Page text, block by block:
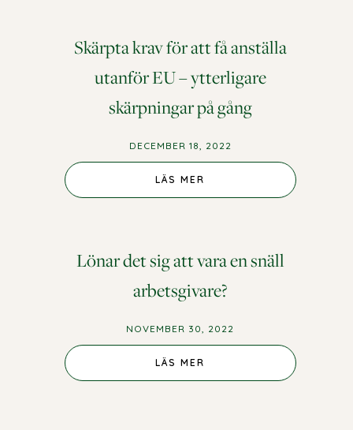
Skärpta krav för att få anställa
utanför EU – ytterligare
skärpningar på gång
DECEMBER 18, 2022
LÄS MER
Lönar det sig att vara en snäll
arbetsgivare?
NOVEMBER 30, 2022
LÄS MER